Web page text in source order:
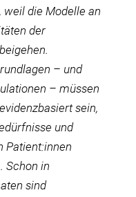
weil die Modelle an
der
– und
– müssen
sein,
und
Patient:innen
Schon in
sind